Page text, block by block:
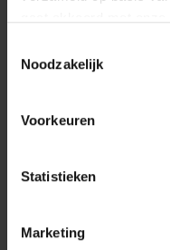
Noodzakelijk
Voorkeuren
Statistieken
Marketing
Hemels Blauw